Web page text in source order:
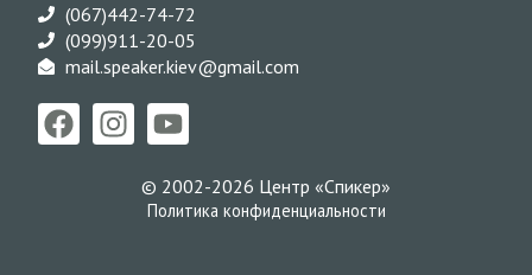
(067)442-74-72
(099)911-20-05
mail.speaker.kiev@gmail.com​
© 2002-2026 Центр «Спикер»
Политика конфиденциальности